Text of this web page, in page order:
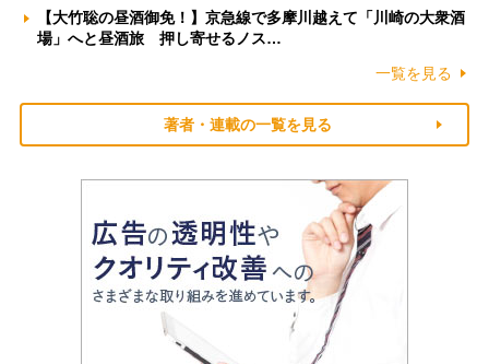
【大竹聡の昼酒御免！】京急線で多摩川越えて「川崎の大衆酒
場」へと昼酒旅 押し寄せるノス…
一覧を見る
著者・連載の一覧を見る